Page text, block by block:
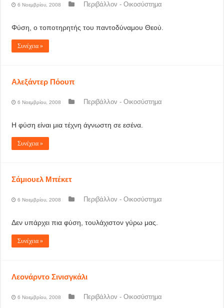
6 Νοεμβρίου, 2008 Περιβάλλον - Οικοσύστημα
Φύση, ο τοποτηρητής του παντοδύναμου Θεού.
Συνέχεια »
Αλεξάντερ Πόουπ
6 Νοεμβρίου, 2008 Περιβάλλον - Οικοσύστημα
Η φύση είναι μια τέχνη άγνωστη σε εσένα.
Συνέχεια »
Σάμιουελ Μπέκετ
6 Νοεμβρίου, 2008 Περιβάλλον - Οικοσύστημα
Δεν υπάρχει πια φύση, τουλάχιστον γύρω μας.
Συνέχεια »
Λεονάρντο Σινισγκάλι
6 Νοεμβρίου, 2008 Περιβάλλον - Οικοσύστημα